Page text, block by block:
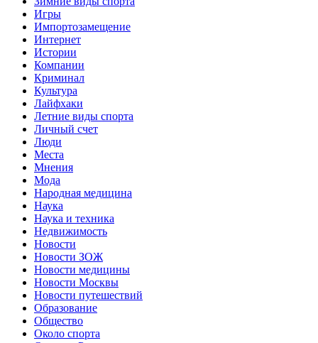
Игры
Импортозамещение
Интернет
Истории
Компании
Криминал
Культура
Лайфхаки
Летние виды спорта
Личный счет
Люди
Места
Мнения
Мода
Народная медицина
Наука
Наука и техника
Недвижимость
Новости
Новости ЗОЖ
Новости медицины
Новости Москвы
Новости путешествий
Образование
Общество
Около спорта